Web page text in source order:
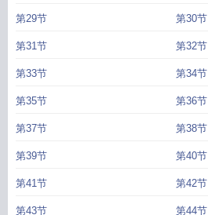
第29节 第30节
第31节 第32节
第33节 第34节
第35节 第36节
第37节 第38节
第39节 第40节
第41节 第42节
第43节 第44节